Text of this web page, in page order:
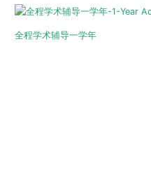
全程学术辅导一学年